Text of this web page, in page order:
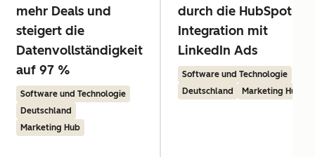
mehr Deals und
steigert die
Datenvollständigkeit
auf 97 %
Software und Technologie
Deutschland
Marketing Hub
durch die HubSpot-
Integration mit
LinkedIn Ads
Software und Technologie
Deutschland
Marketing Hub